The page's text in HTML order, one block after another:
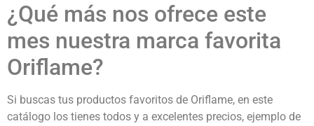
¿Qué más nos ofrece este
mes nuestra marca favorita
Oriflame?
Si buscas tus productos favoritos de Oriflame, en este
catálogo los tienes todos y a excelentes precios, ejemplo de